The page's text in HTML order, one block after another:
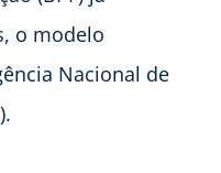
o modelo
Nacional de